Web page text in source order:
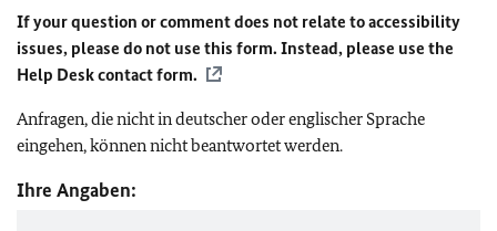
If your question or comment does not relate to accessibility
issues, please do not use this form. Instead, please use the
Help Desk contact form.
Anfragen, die nicht in deutscher oder englischer Sprache
eingehen, können nicht beantwortet werden.
Ihre Angaben: